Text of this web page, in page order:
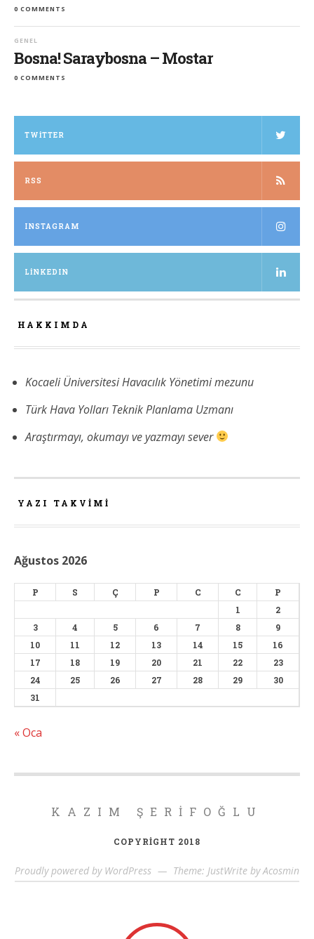
0 COMMENTS
GENEL
Bosna! Saraybosna – Mostar
0 COMMENTS
TWITTER
RSS
INSTAGRAM
LINKEDIN
HAKKIMDA
Kocaeli Üniversitesi Havacılık Yönetimi mezunu
Türk Hava Yolları Teknik Planlama Uzmanı
Araştırmayı, okumayı ve yazmayı sever
YAZI TAKVIMI
Ağustos 2026
P S Ç P C C
P
1
2
3
4 5 6 7 8
9
10
11 12 13 14 15
16
17
18 19 20 21 22
23
24
25 26 27 28 29
30
31
« Oca
KAZIM ŞERIFOĞLU
COPYRIGHT 2018
Proudly powered by WordPress — Theme: JustWrite by Acosmin